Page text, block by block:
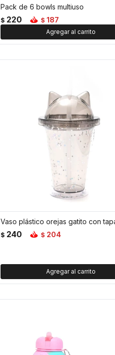
Pack de 6 bowls multiuso
$ 220 $ 187
$ 240 $ 204